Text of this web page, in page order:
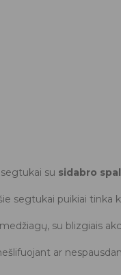
su sidabro
segtukai puikiai tinka
su blizgiais
ar